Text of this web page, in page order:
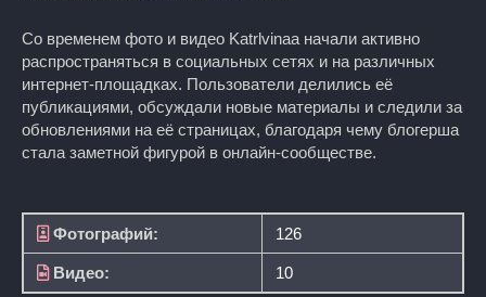
Со временем фото и видео Katrlvinaa начали активно
распространяться в социальных сетях и на различных
интернет-площадках. Пользователи делились её
публикациями, обсуждали новые материалы и следили за
обновлениями на её страницах, благодаря чему блогерша
стала заметной фигурой в онлайн-сообществе.
Фотографий: 126
Видео: 10